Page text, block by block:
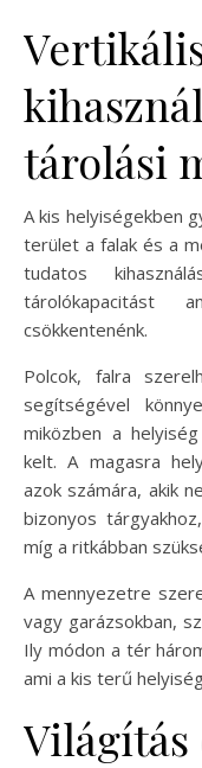
tárolási
A kis helyiségekben
terület a falak és a
tudatos
tárolókapacitást
csökkentenénk.
Polcok, falra
segítségével
miközben a
kelt. A magasra
azok számára, akik
bizonyos
míg a ritkábban
A mennyezetre
vagy garázsokban,
Ily módon a tér
ami a kis terű
Világítás